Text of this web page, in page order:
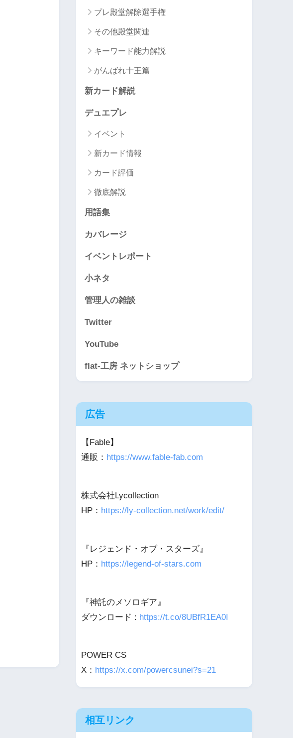
プレ殿堂解除選手権
その他殿堂関連
キーワード能力解説
がんばれ十王篇
新カード解説
デュエプレ
イベント
新カード情報
カード評価
徹底解説
用語集
カバレージ
イベントレポート
小ネタ
管理人の雑談
Twitter
YouTube
flat-工房 ネットショップ
広告
【Fable】
通販： https://www.fable-fab.com
株式会社Lycollection
HP： https://ly-collection.net/work/edit/
『レジェンド・オブ・スターズ』
HP： https://legend-of-stars.com
『神託のメソロギア』
ダウンロード : https://t.co/8UBfR1EA0I
POWER CS
X： https://x.com/powercsunei?s=21
相互リンク